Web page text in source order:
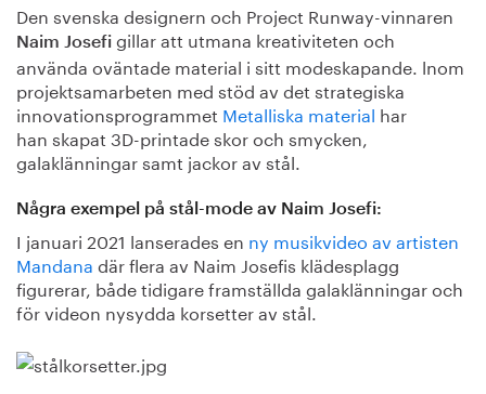
Den svenska designern och Project Runway-vinnaren
Naim Josefi gillar att utmana kreativiteten och
använda oväntade material i sitt modeskapande. lnom
projektsamarbeten med stöd av det strategiska
innovationsprogrammet Metalliska material har
han skapat 3D-printade skor och smycken,
galaklänningar samt jackor av stål.
Några exempel på stål-mode av Naim Josefi:
I januari 2021 lanserades en ny musikvideo av artisten
Mandana där flera av Naim Josefis klädesplagg
figurerar, både tidigare framställda galaklänningar och
för videon nysydda korsetter av stål.